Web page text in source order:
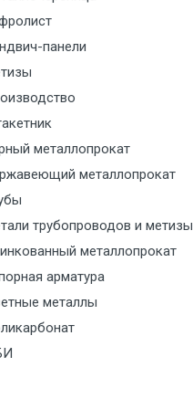
за МКАД
за МКАД
с транспортным
с транспортным
с транспортным
панели
металлопрокат
металлопрокат
трубопроводов и метизы
металлопрокат
арматура
металлы